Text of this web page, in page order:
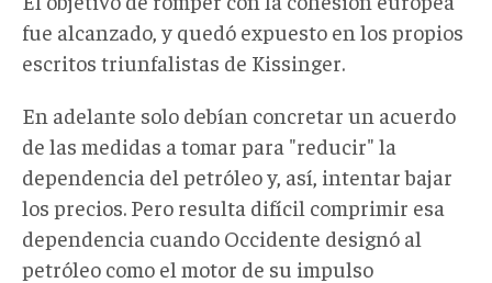
fue alcanzado, y quedó expuesto en los propios
escritos triunfalistas de Kissinger.
En adelante solo debían concretar un acuerdo
de las medidas a tomar para "reducir" la
dependencia del petróleo y, así, intentar bajar
los precios. Pero resulta difícil comprimir esa
dependencia cuando Occidente designó al
petróleo como el motor de su impulso